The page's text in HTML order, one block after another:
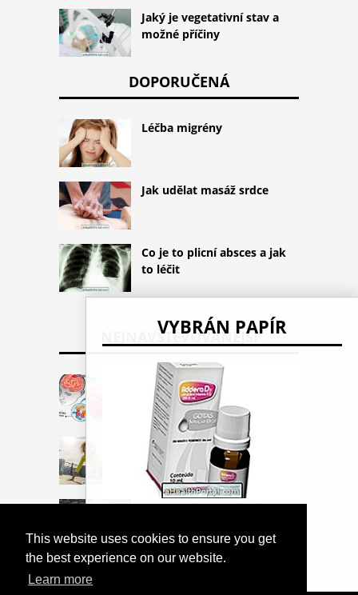
This website uses cookies to ensure you get
the best experience on our website.
Learn more
VYBRÁN PAPÍR
Jaký je vegetativní stav a
možné příčiny
DOPORUČENÁ
Léčba migrény
Jak udělat masáž srdce
Co je to plicní absces a jak
to léčit
NEJNAVŠTĚVOVANĚJŠÍ
Porozumět meningitidě a
jak se chránit
Nejlepší cvičení k
odstranění viscerálního
tuku
Porozuměte, proč je jíst